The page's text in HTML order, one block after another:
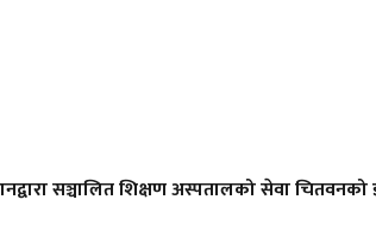
सञ्चालित शिक्षण अस्पतालको सेवा